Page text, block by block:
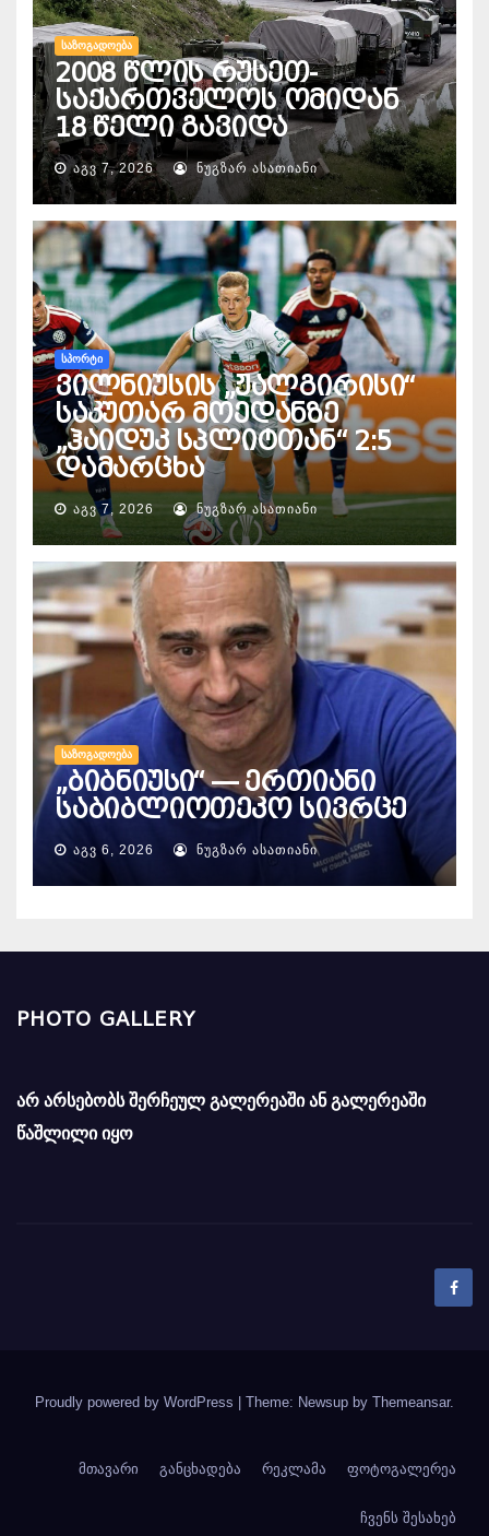
ᲡᲐᲖᲝᲒᲐᲓᲝᲔᲑᲐ
2008 წლის რუსეთ-
საქართველოს ომიდან
18 წელი გავიდა
ᲐᲒᲕ 7, 2026 ᲜᲣᲒᲖᲐᲠ ᲐᲡᲐᲗᲘᲐᲜᲘ
ᲡᲞᲝᲠᲢᲘ
ვილნიუსის „ჟალგირისი“
საკუთარ მოედანზე
„ჰაიდუკ სპლიტთან“ 2:5
დამარცხა
ᲐᲒᲕ 7, 2026 ᲜᲣᲒᲖᲐᲠ ᲐᲡᲐᲗᲘᲐᲜᲘ
ᲡᲐᲖᲝᲒᲐᲓᲝᲔᲑᲐ
„ბიბნიუსი“ — ერთიანი
საბიბლიოთეკო სივრცე
ᲐᲒᲕ 6, 2026 ᲜᲣᲒᲖᲐᲠ ᲐᲡᲐᲗᲘᲐᲜᲘ
PHOTO GALLERY
არ არსებობს შერჩეულ გალერეაში ან გალერეაში
წაშლილი იყო
Proudly powered by WordPress Theme: Newsup by Themeansar.
მთავარი განცხადება რეკლამა ფოტოგალერეა
ჩვენს შესახებ